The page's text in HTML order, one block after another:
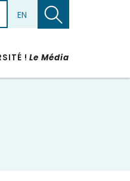
EN
!Le Média